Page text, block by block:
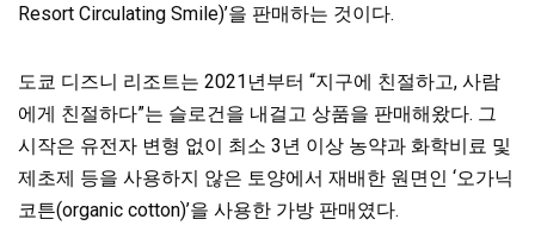
Resort Circulating Smile)’을 판매하는 것이다.
도쿄 디즈니 리조트는 2021년부터 “지구에 친절하고, 사람
에게 친절하다”는 슬로건을 내걸고 상품을 판매해왔다. 그
시작은 유전자 변형 없이 최소 3년 이상 농약과 화학비료 및
제초제 등을 사용하지 않은 토양에서 재배한 원면인 ‘오가닉
코튼(organic cotton)’을 사용한 가방 판매였다.